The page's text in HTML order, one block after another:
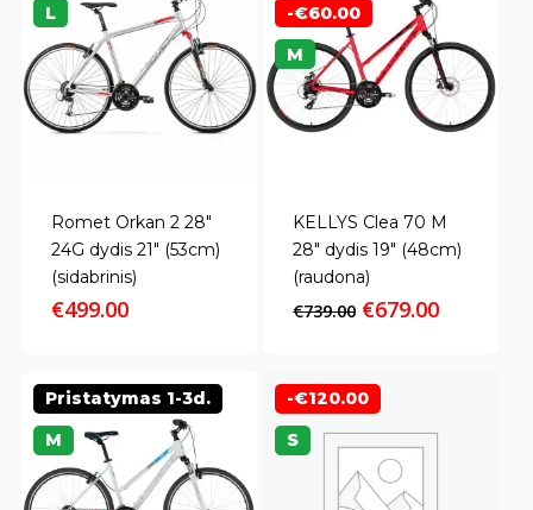
Romet Orkan 2 28″
24G dydis 21″ (53cm)
(sidabrinis)
€499.00
L
KELLYS Clea 70 M
28″ dydis 19″ (48cm)
(raudona)
€739.00 Original
€739.00.
€679.00Current
-€60.00
M
Pristatymas 1-3d.
M
-€120.00
S